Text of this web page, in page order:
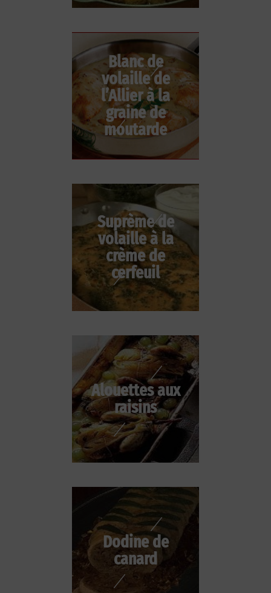
Blanc de
volaille de
l’Allier à la
graine de
moutarde
Suprème de
volaille à la
crème de
cerfeuil
Alouettes aux
raisins
Dodine de
canard